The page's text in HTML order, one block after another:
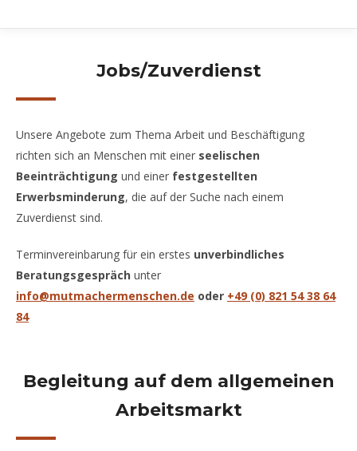
Jobs/Zuverdienst
Unsere Angebote zum Thema Arbeit und Beschäftigung
richten sich an Menschen mit einer seelischen
Beeinträchtigung und einer festgestellten
Erwerbsminderung, die auf der Suche nach einem
Zuverdienst sind.
Terminvereinbarung für ein erstes unverbindliches
Beratungsgespräch unter
info@mutmachermenschen.de oder +49 (0) 821 54 38 64
84
Begleitung auf dem allgemeinen
Arbeitsmarkt